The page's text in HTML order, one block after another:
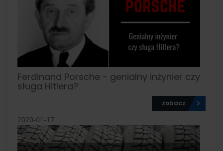
Ferdinand Porsche - genialny inżynier czy
sługa Hitlera?
zobacz
2020-01-17